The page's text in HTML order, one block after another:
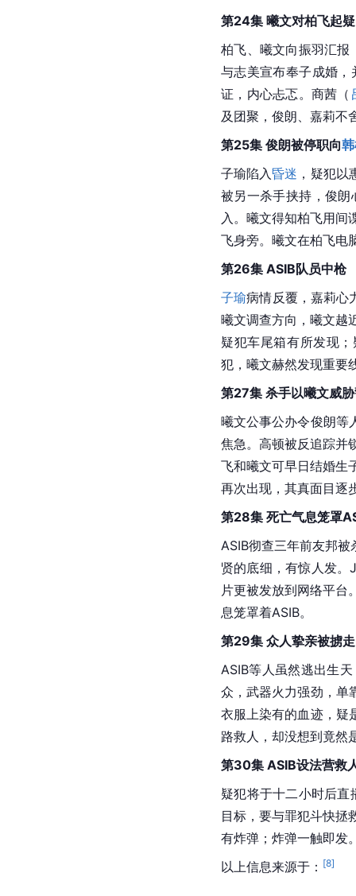
第24集 曦文对柏飞起疑
柏飞、曦文向振羽汇报
与志美宣布奉子成婚
证，内心忐忑。商茜（
及团聚，俊朗、嘉莉不
第25集 俊朗被停职向
子瑜陷入昏迷 ，疑犯
被另一杀手挟持，俊
入。曦文得知柏飞用间
飞身旁。曦文在柏飞电
第26集 ASIB队员中枪
子瑜病情反覆，嘉莉心
曦文调查方向，曦文越
疑犯车尾箱有所发现
犯，曦文赫然发现重要
第27集 杀手以曦文威
曦文公事公办令俊朗等
焦急。高顿被反追踪并
飞和曦文可早日结婚生
再次出现，其真面目逐
第28集 死亡气息笼罩
ASIB彻查三年前友邦
贤的底细，有惊人发。
片更被发放到网络平台
息笼罩着ASIB。
第29集 众人挚亲被掳走
ASIB等人虽然逃出生
众，武器火力强劲，单
衣服上染有的血迹，疑
路救人，却没想到竟然
第30集 ASIB设法营救
疑犯将于十二小时后直
目标，要与罪犯斗快拯
有炸弹；炸弹一触即发
以上信息来源于： [8]